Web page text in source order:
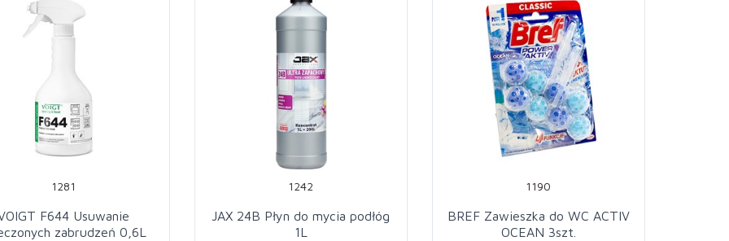
1281
F644 Usuwanie
zabrudzeń 0,6L
1242
JAX 24B Płyn do mycia podłóg
1L
1190
BREF Zawieszka do WC ACTIV
OCEAN 3szt.